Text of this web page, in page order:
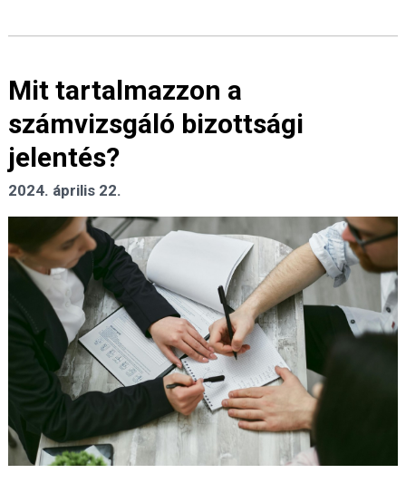
Mit tartalmazzon a
számvizsgáló bizottsági
jelentés?
2024. április 22.